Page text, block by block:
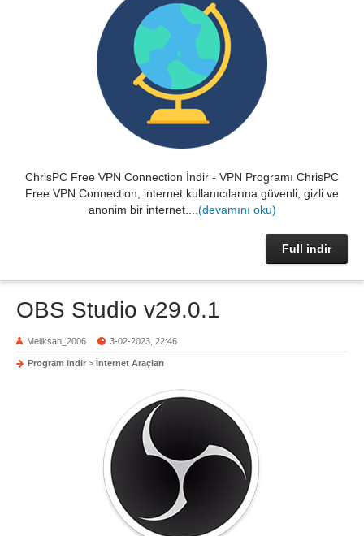
ChrisPC Free VPN Connection İndir - VPN Programı ChrisPC
Free VPN Connection, internet kullanıcılarına güvenli, gizli ve
anonim bir internet.... (devamını oku)
Full indir
OBS Studio v29.0.1
Meliksah_2006 3-02-2023, 22:46
Program indir > İnternet Araçları